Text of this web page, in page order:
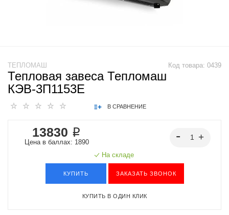
Код товара: 0439
ТЕПЛОМАШ
Тепловая завеса Тепломаш
КЭВ-3П1153E
В СРАВНЕНИЕ
13830 ₽
Цена в баллах: 1890
На складе
КУПИТЬ ЗАКАЗАТЬ ЗВОНОК
КУПИТЬ В ОДИН КЛИК